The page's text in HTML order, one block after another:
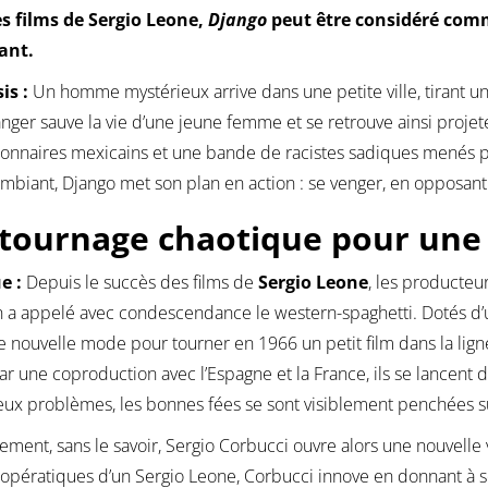
films de Sergio Leone, Django peut être considéré
: Un homme mystérieux arrive dans une petite ville, tirant
sauve la vie d’une jeune femme et se retrouve ainsi
mexicains et une bande de racistes sadiques menés
Django met son plan en action : se venger, en
chaotique pour
: Depuis le succès des films de Sergio Leone, les
a appelé avec condescendance le western-spaghetti. Dotés
nouvelle mode pour tourner en 1966 un petit film dans la
une coproduction avec l’Espagne et la France, ils se
problèmes, les bonnes fées se sont visiblement penchées
sans le savoir, Sergio Corbucci ouvre alors une
d’un Sergio Leone, Corbucci innove en donnant